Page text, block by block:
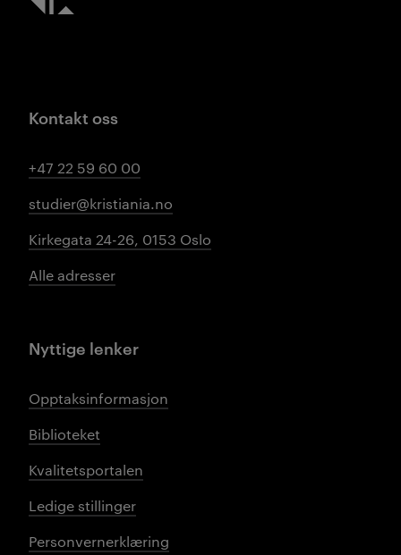
Kontakt oss
+47 22 59 60 00
studier@kristiania.no
Kirkegata 24-26, 0153 Oslo
Alle adresser
Nyttige lenker
Opptaksinformasjon
Biblioteket
Kvalitetsportalen
Ledige stillinger
Personvernerklæring